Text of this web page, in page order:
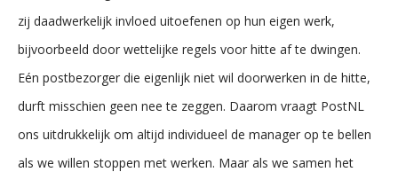
zij daadwerkelijk invloed uitoefenen op hun eigen werk,
bijvoorbeeld door wettelijke regels voor hitte af te dwingen.
Eén postbezorger die eigenlijk niet wil doorwerken in de hitte,
durft misschien geen nee te zeggen. Daarom vraagt PostNL
ons uitdrukkelijk om altijd individueel de manager op te bellen
als we willen stoppen met werken. Maar als we samen het